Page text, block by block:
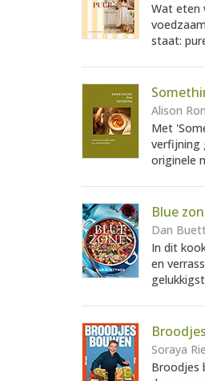
Wat eten
staat:
Alison
Met
verfijning
originele
Blue
Dan
In dit
en
Soraya
Broodjes